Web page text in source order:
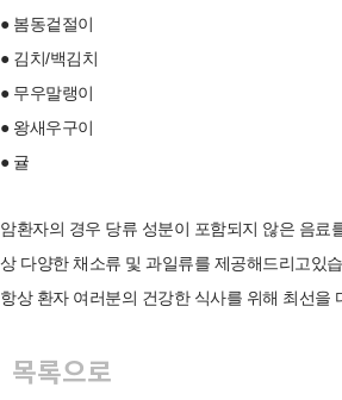
● 봄동겉절이
● 김치/백김치
● 무우말랭이
● 왕새우구이
● 귤
암환자의 경우 당류 성분이 포함되지 않은 음료
상 다양한 채소류 및 과일류를 제공해드리고있
항상 환자 여러분의 건강한 식사를 위해 최선을
목록으로